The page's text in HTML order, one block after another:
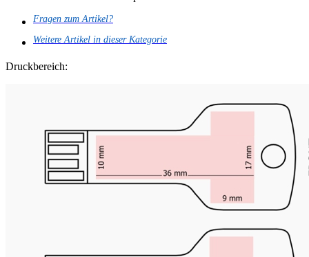
Fragen zum Artikel?
Weitere Artikel in dieser Kategorie
Druckbereich: